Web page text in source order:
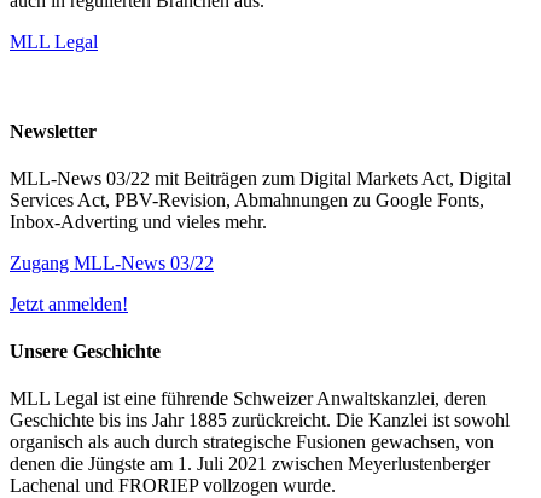
MLL Legal
Newsletter
MLL-News 03/22 mit Beiträgen zum Digital Markets Act, Digital
Services Act, PBV-Revision, Abmahnungen zu Google Fonts,
Inbox-Adverting und vieles mehr.
Zugang MLL-News 03/22
Jetzt anmelden!
Unsere Geschichte
MLL Legal ist eine führende Schweizer Anwaltskanzlei, deren
Geschichte bis ins Jahr 1885 zurückreicht. Die Kanzlei ist sowohl
organisch als auch durch strategische Fusionen gewachsen, von
denen die Jüngste am 1. Juli 2021 zwischen Meyerlustenberger
Lachenal und FRORIEP vollzogen wurde.